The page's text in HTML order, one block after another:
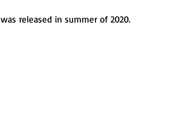
released in summer of 2020.